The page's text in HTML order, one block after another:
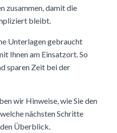
zusammen, damit die
bleibt.
Unterlagen gebraucht
Ihnen am Einsatzort. So
sparen Zeit bei der
wir Hinweise, wie Sie den
nächsten Schritte
den Überblick.